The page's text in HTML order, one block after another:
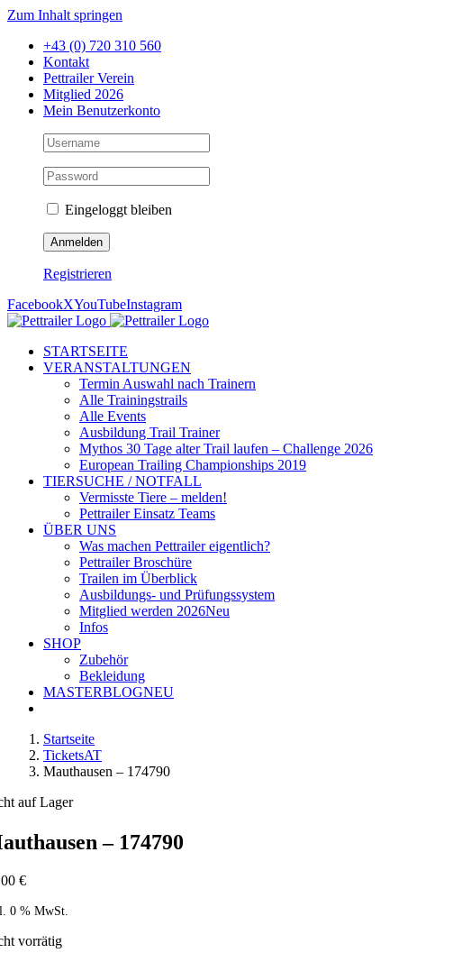
Zum Inhalt springen
+43 (0) 720 310 560
Kontakt
Pettrailer Verein
Mitglied 2026
Mein Benutzerkonto
Eingeloggt bleiben
Registrieren
FacebookXYouTubeInstagram
STARTSEITE
VERANSTALTUNGEN
Termin Auswahl nach Trainern
Alle Trainingstrails
Alle Events
Ausbildung Trail Trainer
Mythos 30 Tage alter Trail laufen – Challenge 2026
European Trailing Championships 2019
TIERSUCHE / NOTFALL
Vermisste Tiere – melden!
Pettrailer Einsatz Teams
ÜBER UNS
Was machen Pettrailer eigentlich?
Pettrailer Broschüre
Trailen im Überblick
Ausbildungs- und Prüfungssystem
Mitglied werden 2026Neu
Infos
SHOP
Zubehör
Bekleidung
MASTERBLOGNEU
Startseite
TicketsAT
Mauthausen – 174790
auf Lager
– 174790
€
0 % MwSt.
vorrätig